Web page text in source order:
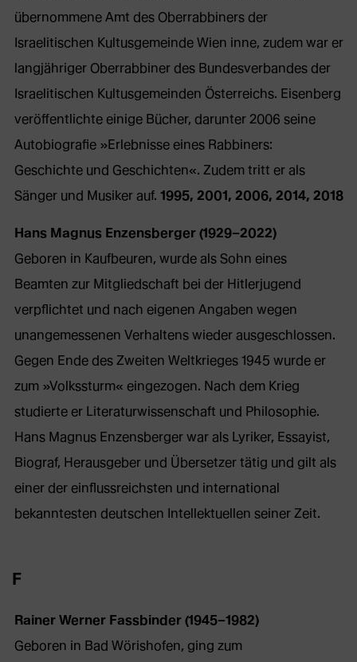
übernommene Amt des Oberrabbiners der
Israelitischen Kultusgemeinde Wien inne, zudem war er
langjähriger Oberrabbiner des Bundesverbandes der
Israelitischen Kultusgemeinden Österreichs. Eisenberg
veröffentlichte einige Bücher, darunter 2006 seine
Autobiografie »Erlebnisse eines Rabbiners:
Geschichte und Geschichten«. Zudem tritt er als
Sänger und Musiker auf. 1995, 2001, 2006, 2014, 2018
Hans Magnus Enzensberger (1929–2022)
Geboren in Kaufbeuren, wurde als Sohn eines
Beamten zur Mitgliedschaft bei der Hitlerjugend
verpflichtet und nach eigenen Angaben wegen
unangemessenen Verhaltens wieder ausgeschlossen.
Gegen Ende des Zweiten Weltkrieges 1945 wurde er
zum »Volkssturm« eingezogen. Nach dem Krieg
studierte er Literaturwissenschaft und Philosophie.
Hans Magnus Enzensberger war als Lyriker, Essayist,
Biograf, Herausgeber und Übersetzer tätig und gilt als
einer der einflussreichsten und international
bekanntesten deutschen Intellektuellen seiner Zeit.
F
Rainer Werner Fassbinder (1945–1982)
Geboren in Bad Wörishofen, ging zum